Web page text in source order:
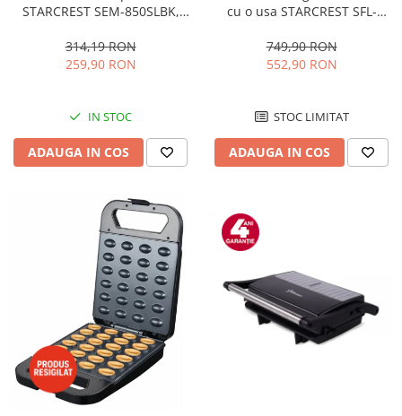
STARCREST SEM-850SLBK,
detasabil 1.5L, dispozitiv
spumare, filtru dublu din
314,19 RON
259,90 RON
IN STOC
ADAUGA IN COS
cu o usa STARCREST SFL-
92L, Iluminare interioara,H 83
cm, Alb
749,90 RON
552,90 RON
STOC LIMITAT
ADAUGA IN COS